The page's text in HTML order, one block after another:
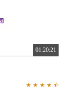
01:20:21